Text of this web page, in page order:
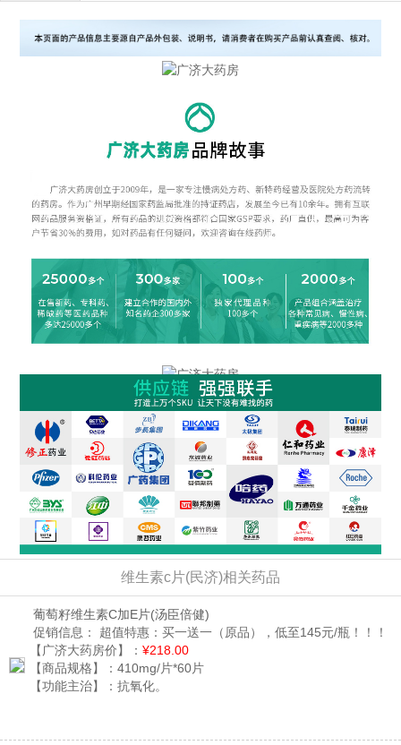
维生素c片(民济)相关药品
葡萄籽维生素C加E片(汤臣倍健)
促销信息：
超值特惠：买一送一（原品），低至145元/瓶！！！
【广济大药房价】： ¥218.00
【商品规格】： 410mg/片*60片
【功能主治】： 抗氧化。